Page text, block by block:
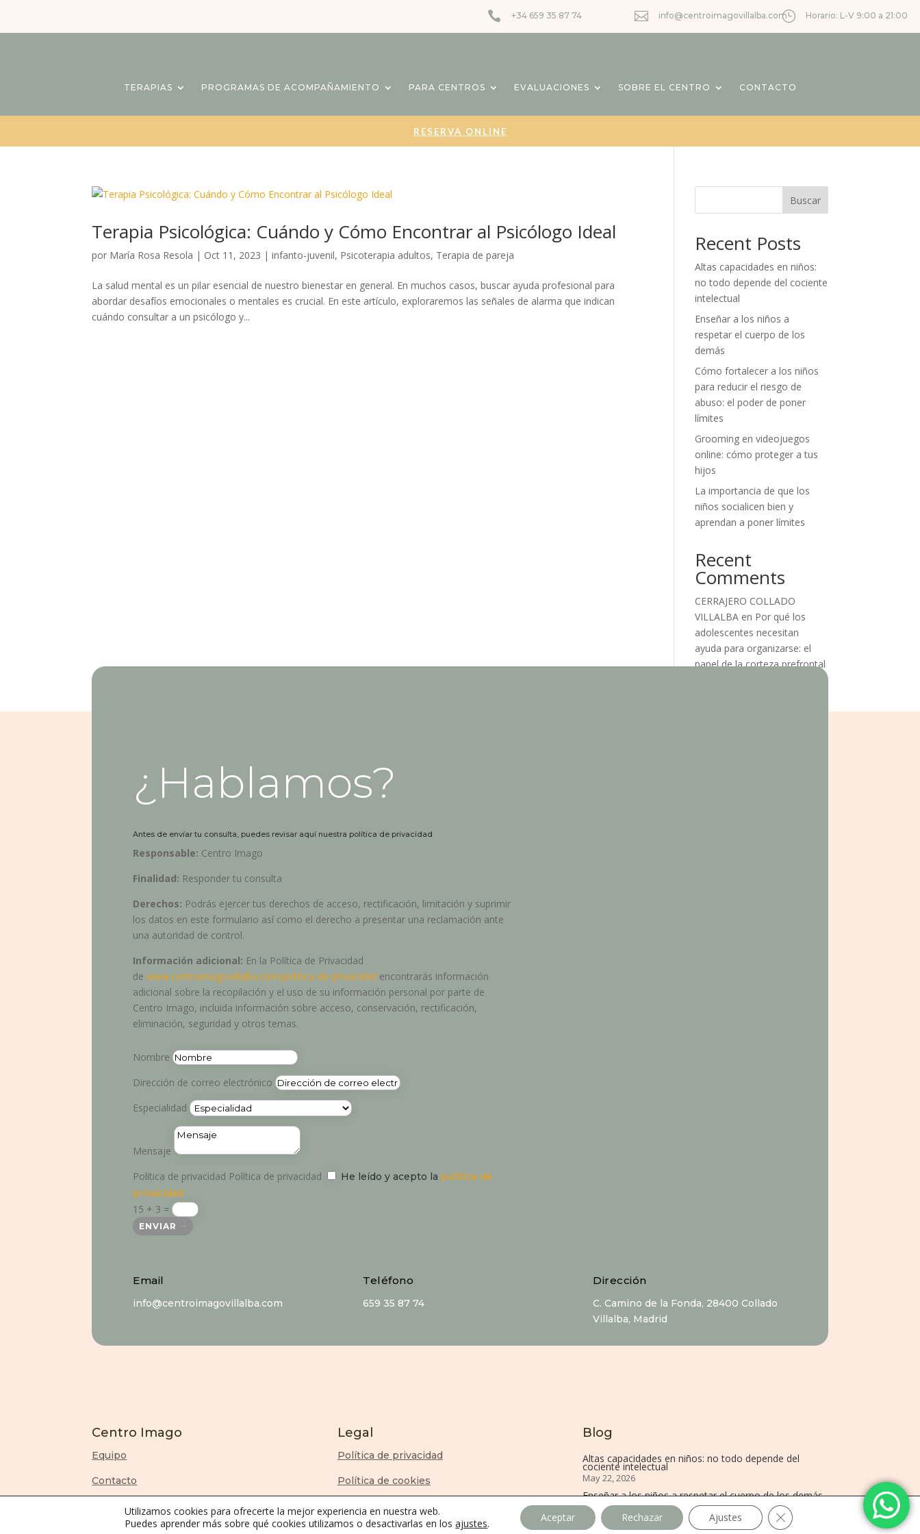
 +34 659 35 87 74  info@centroimagovillalba.com} Horario: L-V 9:00 a 21:00
TERAPIAS PROGRAMAS DE ACOMPAÑAMIENTO PARA CENTROS EVALUACIONES SOBRE EL CENTRO CONTACTO
RESERVA ONLINE
Terapia Psicológica: Cuándo y Cómo Encontrar al Psicólogo Ideal
por María Rosa Resola | Oct 11, 2023 |infanto-juvenil, Psicoterapia adultos, Terapia de pareja
La salud mental es un pilar esencial de nuestro bienestar en general. En muchos casos, buscar ayuda profesional para
abordar desafíos emocionales o mentales es crucial. En este artículo, exploraremos las señales de alarma que indican
cuándo consultar a un psicólogo y...
Buscar
Recent Posts
Altas capacidades en niños:
no todo depende del cociente
intelectual
Enseñar a los niños a
respetar el cuerpo de los
demás
Cómo fortalecer a los niños
para reducir el riesgo de
abuso: el poder de poner
límites
Grooming en videojuegos
online: cómo proteger a tus
hijos
La importancia de que los
niños socialicen bien y
aprendan a poner límites
Recent
Comments
CERRAJERO COLLADO
VILLALBA en Por qué los
adolescentes necesitan
ayuda para organizarse: el
papel de la corteza prefrontal
¿Hablamos?
Antes de envíar tu consulta, puedes revisar aquí nuestra política de privacidad
Responsable: Centro Imago
Finalidad: Responder tu consulta
Derechos: Podrás ejercer tus derechos de acceso, rectificación, limitación y suprimir
los datos en este formulario así como el derecho a presentar una reclamación ante
una autoridad de control.
Información adicional: En la Política de Privacidad
de www.centroimagovillalba.com/politica-de-privacidad encontrarás información
adicional sobre la recopilación y el uso de su información personal por parte de
Centro Imago, incluida información sobre acceso, conservación, rectificación,
eliminación, seguridad y otros temas.
Nombre
Dirección de correo electrónico
Especialidad
Mensaje
Política de privacidad Política de privacidad He leído y acepto la política de
privacidad
15 + 3 =
ENVIAR
Email
info@centroimagovillalba.com
Teléfono
659 35 87 74
Dirección
C. Camino de la Fonda, 28400 Collado
Villalba, Madrid
Centro Imago
Equipo
Contacto
Legal
Política de privacidad
Política de cookies
Aviso Legal
Blog
Altas capacidades en niños: no todo depende del
cociente intelectual
May 22, 2026
Enseñar a los niños a respetar el cuerpo de los demás
Dic 29, 2025
Utilizamos cookies para ofrecerte la mejor experiencia en nuestra web.
Puedes aprender más sobre qué cookies utilizamos o desactivarlas en losajustes. Aceptar Rechazar Ajustes Cerrar el banner de cookies